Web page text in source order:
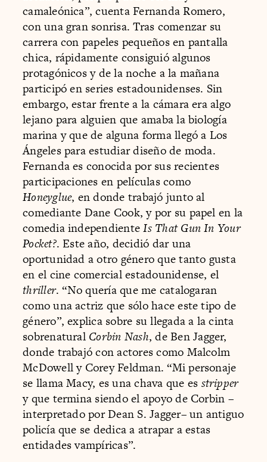
camaleónica”, cuenta Fernanda Romero,
con una gran sonrisa. Tras comenzar su
carrera con papeles pequeños en pantalla
chica, rápidamente consiguió algunos
protagónicos y de la noche a la mañana
participó en series estadounidenses. Sin
embargo, estar frente a la cámara era algo
lejano para alguien que amaba la biología
marina y que de alguna forma llegó a Los
Ángeles para estudiar diseño de moda.
Fernanda es conocida por sus recientes
participaciones en películas como
Honeyglue, en donde trabajó junto al
comediante Dane Cook, y por su papel en la
comedia independienteIs That Gun In Your
Pocket?. Este año, decidió dar una
oportunidad a otro género que tanto gusta
en el cine comercial estadounidense, el
thriller. “No quería que me catalogaran
como una actriz que sólo hace este tipo de
género”, explica sobre su llegada a la cinta
sobrenatural Corbin Nash, de Ben Jagger,
donde trabajó con actores como Malcolm
McDowell y Corey Feldman. “Mi personaje
se llama Macy, es una chava que es stripper
y que termina siendo el apoyo de Corbin –
interpretado por Dean S. Jagger– un antiguo
policía que se dedica a atrapar a estas
entidades vampíricas”.